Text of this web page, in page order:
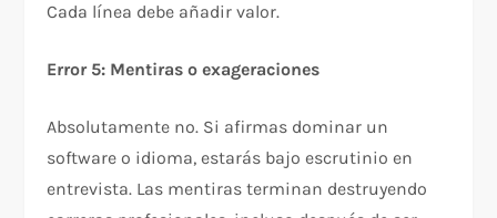
Cada línea debe añadir valor.
Error 5: Mentiras o exageraciones
Absolutamente no. Si afirmas dominar un
software o idioma, estarás bajo escrutinio en
entrevista. Las mentiras terminan destruyendo